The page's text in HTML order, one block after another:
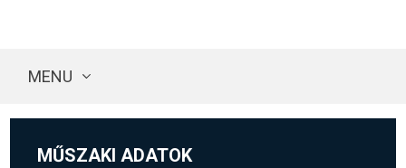
MENU
MŰSZAKI ADATOK